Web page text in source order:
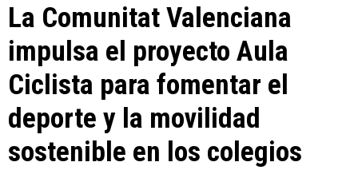
La Comunitat Valenciana
impulsa el proyecto Aula
Ciclista para fomentar el
deporte y la movilidad
sostenible en los colegios